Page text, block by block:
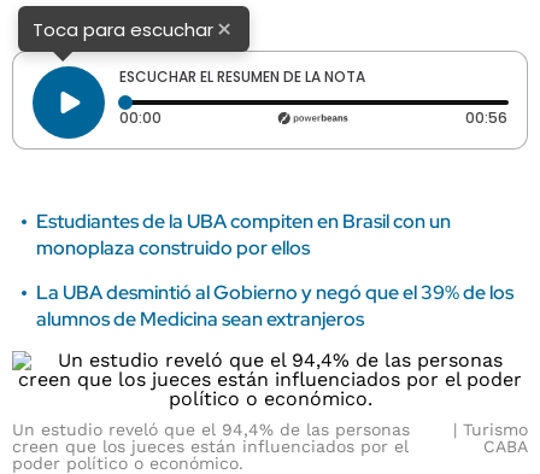
Toca para escuchar×
ESCUCHAR EL RESUMEN DE LA NOTA
00:00 Tiempo transcurrido: 0 segundos 00:56
Estudiantes de la UBA compiten en Brasil con un
monoplaza construido por ellos
La UBA desmintió al Gobierno y negó que el 39% de los
alumnos de Medicina sean extranjeros
Un estudio reveló que el 94,4% de las personas
creen que los jueces están influenciados por el
poder político o económico.
Turismo
CABA